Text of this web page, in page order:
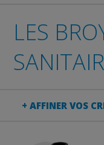
LES
+ AFFINER VOS